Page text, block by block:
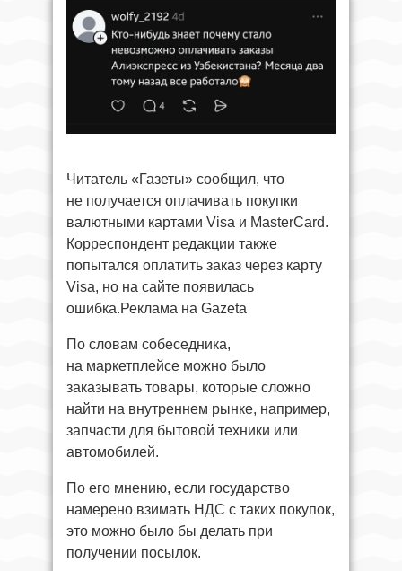
Читатель «Газеты» сообщил, что
не получается оплачивать покупки
валютными картами Visa и MasterCard.
Корреспондент редакции также
попытался оплатить заказ через карту
Visa, но на сайте появилась
ошибка.Реклама на Gazeta
По словам собеседника,
на маркетплейсе можно было
заказывать товары, которые сложно
найти на внутреннем рынке, например,
запчасти для бытовой техники или
автомобилей.
По его мнению, если государство
намерено взимать НДС с таких покупок,
это можно было бы делать при
получении посылок.